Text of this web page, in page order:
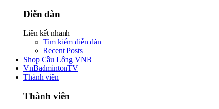
Diễn đàn
Liên kết nhanh
Tìm kiếm diễn đàn
Recent Posts
Shop Cầu Lông VNB
VnBadmintonTV
Thành viên
Thành viên